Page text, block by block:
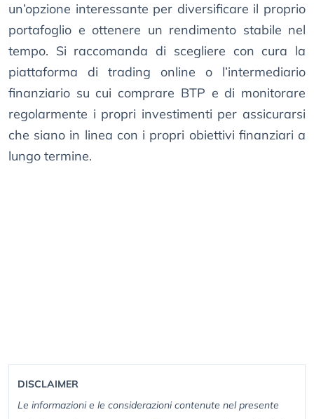
un’opzione interessante per diversificare il proprio
portafoglio e ottenere un rendimento stabile nel
tempo. Si raccomanda di scegliere con cura la
piattaforma di trading online o l’intermediario
finanziario su cui comprare BTP e di monitorare
regolarmente i propri investimenti per assicurarsi
che siano in linea con i propri obiettivi finanziari a
lungo termine.
DISCLAIMER
Le informazioni e le considerazioni contenute nel presente